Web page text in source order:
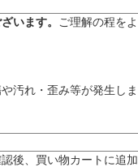
います。
ご理解の程をよ
汚れ・歪み等が発生しま
後、買い物カートに追加